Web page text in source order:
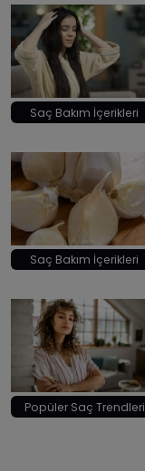
Saç Bakım İçerikleri
Saç Bakım İçerikleri
Popüler Saç Trendleri